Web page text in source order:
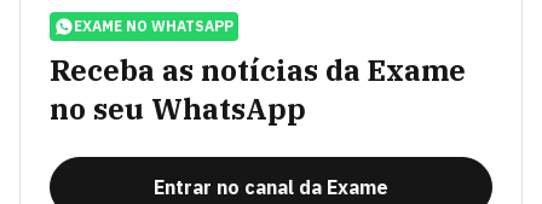
EXAME NO WHATSAPP
Receba as notícias da Exame
no seu WhatsApp
Entrar no canal da Exame